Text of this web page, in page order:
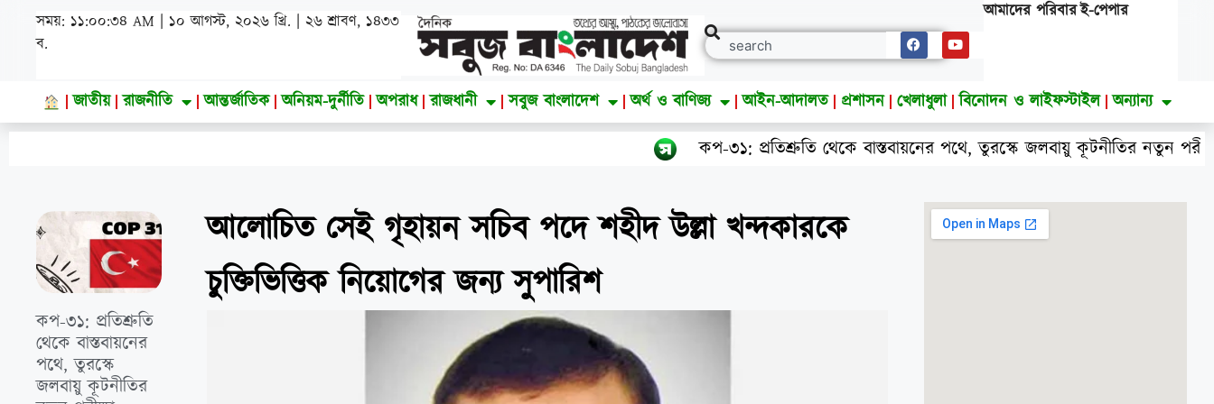
সময়: ১১:০০:৩৬ AM | ১০ আগস্ট, ২০২৬ খ্রি. | ২৬ শ্রাবণ, ১৪৩৩
ব.
আমাদের পরিবারই-পেপার
জাতীয় রাজনীতি আন্তর্জাতিক অনিয়ম-দুর্নীতি অপরাধ রাজধানী সবুজ বাংলাদেশ অর্থ ও বাণিজ্য আইন-আদালত প্রশাসন খেলাধুলা বিনোদন ও লাইফস্টাইল অন্যান্য
কপ-৩১: প্রতিশ্রুতি থেকে বাস্তবায়নের পথে, তুরস্কে জলবায়ু কূটনীতির নতুন পরীক্ষা
কপ-৩১: প্রতিশ্রুতি
থেকে বাস্তবায়নের
পথে, তুরস্কে
জলবায়ু কূটনীতির
আলোচিত সেই গৃহায়ন সচিব পদে শহীদ উল্লা খন্দকারকে
চুক্তিভিত্তিক নিয়োগের জন্য সুপারিশ